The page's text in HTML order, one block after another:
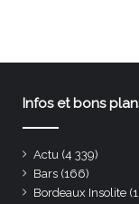
Infos et bons
Actu (4 339)
Bars (166)
Bordeaux Insolite